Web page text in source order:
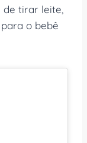
tirar leite,
o bebê